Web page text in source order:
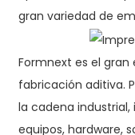
gran variedad de
Formnext es el
fabricación aditiva.
la cadena
equipos, hardware,